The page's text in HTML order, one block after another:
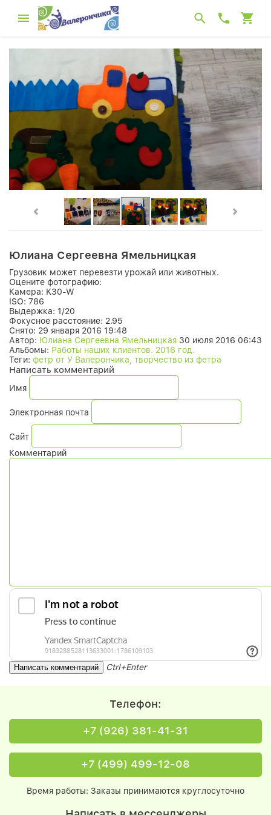
Юлиана Сергеевна Ямельницкая
Грузовик может перевезти урожай или животных.
Оцените фотографию:
Камера: K30-W
ISO: 786
Выдержка: 1/20
Фокусное расстояние: 2.95
Снято: 29 января 2016 19:48
Автор: Юлиана Сергеевна Ямельницкая 30 июля 2016 06:43
Альбомы: Работы наших клиентов. 2016 год.
Теги: фетр от У Валерончика, творчество из фетра
Написать комментарий
Имя
Электронная почта
Сайт
Комментарий
Ctrl+Enter
Телефон:
+7 (926) 381-41-31
+7 (499) 499-12-08
Время работы: Заказы принимаются круглосуточно